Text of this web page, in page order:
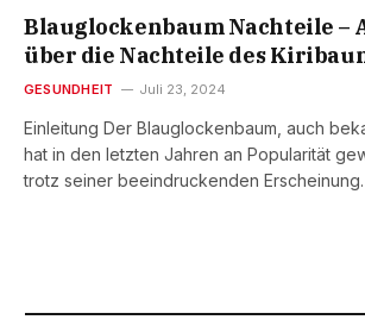
Blauglockenbaum Nachteile –
über die Nachteile des
GESUNDHEIT Juli 23, 2024
Einleitung Der Blauglockenbaum, auch
hat in den letzten Jahren an Popularität
trotz seiner beeindruckenden